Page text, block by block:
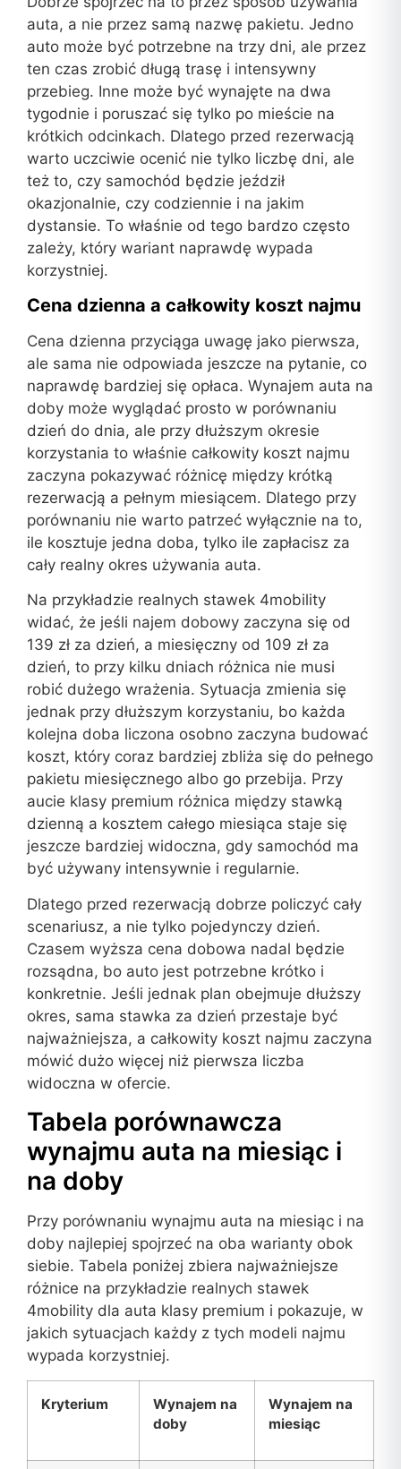
auta, a nie przez samą nazwę pakietu. Jedno
auto może być potrzebne na trzy dni, ale przez
ten czas zrobić długą trasę i intensywny
przebieg. Inne może być wynajęte na dwa
tygodnie i poruszać się tylko po mieście na
krótkich odcinkach. Dlatego przed rezerwacją
warto uczciwie ocenić nie tylko liczbę dni, ale
też to, czy samochód będzie jeździł
okazjonalnie, czy codziennie i na jakim
dystansie. To właśnie od tego bardzo często
zależy, który wariant naprawdę wypada
korzystniej.
Cena dzienna a całkowity koszt najmu
Cena dzienna przyciąga uwagę jako pierwsza,
ale sama nie odpowiada jeszcze na pytanie, co
naprawdę bardziej się opłaca. Wynajem auta na
doby może wyglądać prosto w porównaniu
dzień do dnia, ale przy dłuższym okresie
korzystania to właśnie całkowity koszt najmu
zaczyna pokazywać różnicę między krótką
rezerwacją a pełnym miesiącem. Dlatego przy
porównaniu nie warto patrzeć wyłącznie na to,
ile kosztuje jedna doba, tylko ile zapłacisz za
cały realny okres używania auta.
Na przykładzie realnych stawek 4mobility
widać, że jeśli najem dobowy zaczyna się od
139 zł za dzień, a miesięczny od 109 zł za
dzień, to przy kilku dniach różnica nie musi
robić dużego wrażenia. Sytuacja zmienia się
jednak przy dłuższym korzystaniu, bo każda
kolejna doba liczona osobno zaczyna budować
koszt, który coraz bardziej zbliża się do pełnego
pakietu miesięcznego albo go przebija. Przy
aucie klasy premium różnica między stawką
dzienną a kosztem całego miesiąca staje się
jeszcze bardziej widoczna, gdy samochód ma
być używany intensywnie i regularnie.
Dlatego przed rezerwacją dobrze policzyć cały
scenariusz, a nie tylko pojedynczy dzień.
Czasem wyższa cena dobowa nadal będzie
rozsądna, bo auto jest potrzebne krótko i
konkretnie. Jeśli jednak plan obejmuje dłuższy
okres, sama stawka za dzień przestaje być
najważniejsza, a całkowity koszt najmu zaczyna
mówić dużo więcej niż pierwsza liczba
widoczna w ofercie.
Tabela porównawcza
wynajmu auta na miesiąc i
na doby
Przy porównaniu wynajmu auta na miesiąc i na
doby najlepiej spojrzeć na oba warianty obok
siebie. Tabela poniżej zbiera najważniejsze
różnice na przykładzie realnych stawek
4mobility dla auta klasy premium i pokazuje, w
jakich sytuacjach każdy z tych modeli najmu
wypada korzystniej.
Kryterium
Wynajem na
doby
Wynajem na
miesiąc